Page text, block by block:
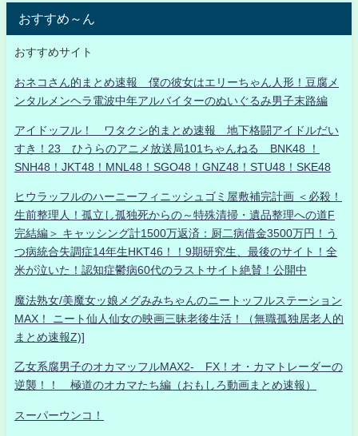
おすすめ～ん
おすすめサイト
おネコさん的まとめ速報 僕の彼女はエリーちゃん人形！豆腐メ
ンタルメンヘラ電波中年アルバイターのぬいぐるみ男子末路編
アイドッフル！ ワタクシ的まとめ速報 地下格闘アイドルだい
すき！23 ひうらのアニメ放送局101ちゃんねる BNK48 ！
SNH48！JKT48！MNL48！SGO48！GNZ48！STU48！SKE48
ヒウラッフルのハーニーフィニッシュゴミ屋敷補完計画 ＜必殺！
生前整理人！孤立し孤独死からの～特殊清掃・遺品整理への道F
完結編＞ キャッシング計1500万返済：厨二病借金3500万円！う
つ病統合失調症14年生HKT46！！9期研究生、最後のサイト！全
米が泣いた！認知症鬱病60代のラストサイト絶賛！公開中
魔法熟女/美魔女ッ娘メグみみちゃんのニートッフルステーション
MAX！ ニート仙人仙女の映画三昧老後生活！（無職孤独居老人的
まとめ速報Z)]
乙女系腐男子のオカマッフルMAX2- FX！オ・カマトレーダーの
逆襲！！ 極道のオカマたち編（おもしろ動画まとめ速報）
スーパーウンコ！